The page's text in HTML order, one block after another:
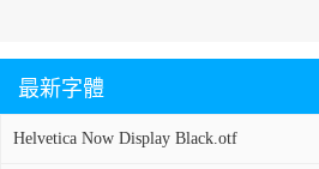
最新字體
Helvetica Now Display Black.otf